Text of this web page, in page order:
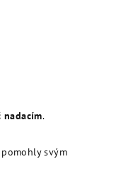
nadacím.
svým